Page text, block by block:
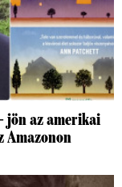
jön az amerikai
Amazonon